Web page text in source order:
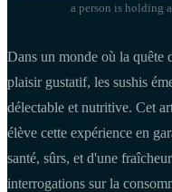
a person is holding
Dans un monde où la quête
plaisir gustatif, les sushis
délectable et nutritive. Cet
élève cette expérience en
santé, sûrs, et d'une
interrogations sur la